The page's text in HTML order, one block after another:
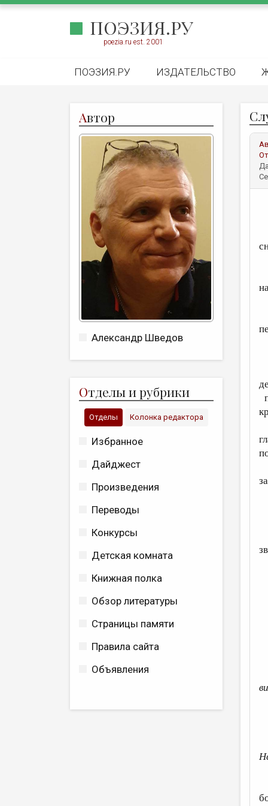
ПОЭЗИЯ.РУ
poezia.ru est. 2001
ПОЭЗИЯ.РУ ИЗДАТЕЛЬСТВО
Автор
Александр Шведов
Отделы и рубрики
Отделы Колонка редактора
Избранное
Дайджест
Произведения
Переводы
Конкурсы
Детская комната
Книжная полка
Обзор литературы
Страницы памяти
Правила сайта
Объявления